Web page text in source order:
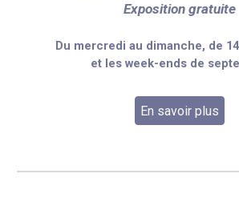
Exposition gratuite
Du mercredi au dimanche, de
et les week-ends de
En savoir plus